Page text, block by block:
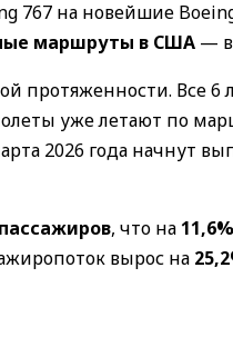
на новейшие Boeing
маршруты в США —
протяженности. Все 6
уже летают по
2026 года начнут
, что на
вырос на